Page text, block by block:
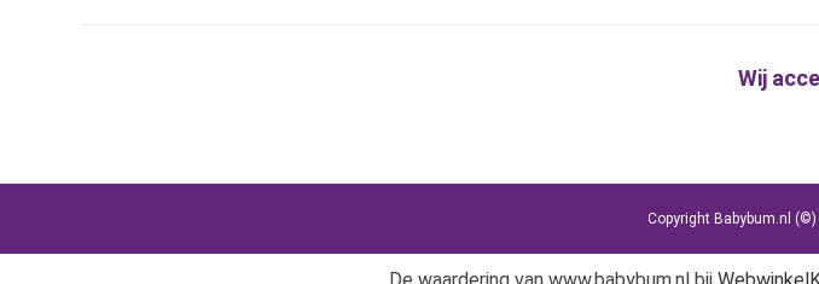
Wij
Copyright Babybum.nl (©)